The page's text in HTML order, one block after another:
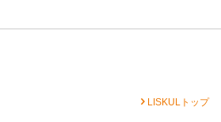
chevron_rightLISKULトップ